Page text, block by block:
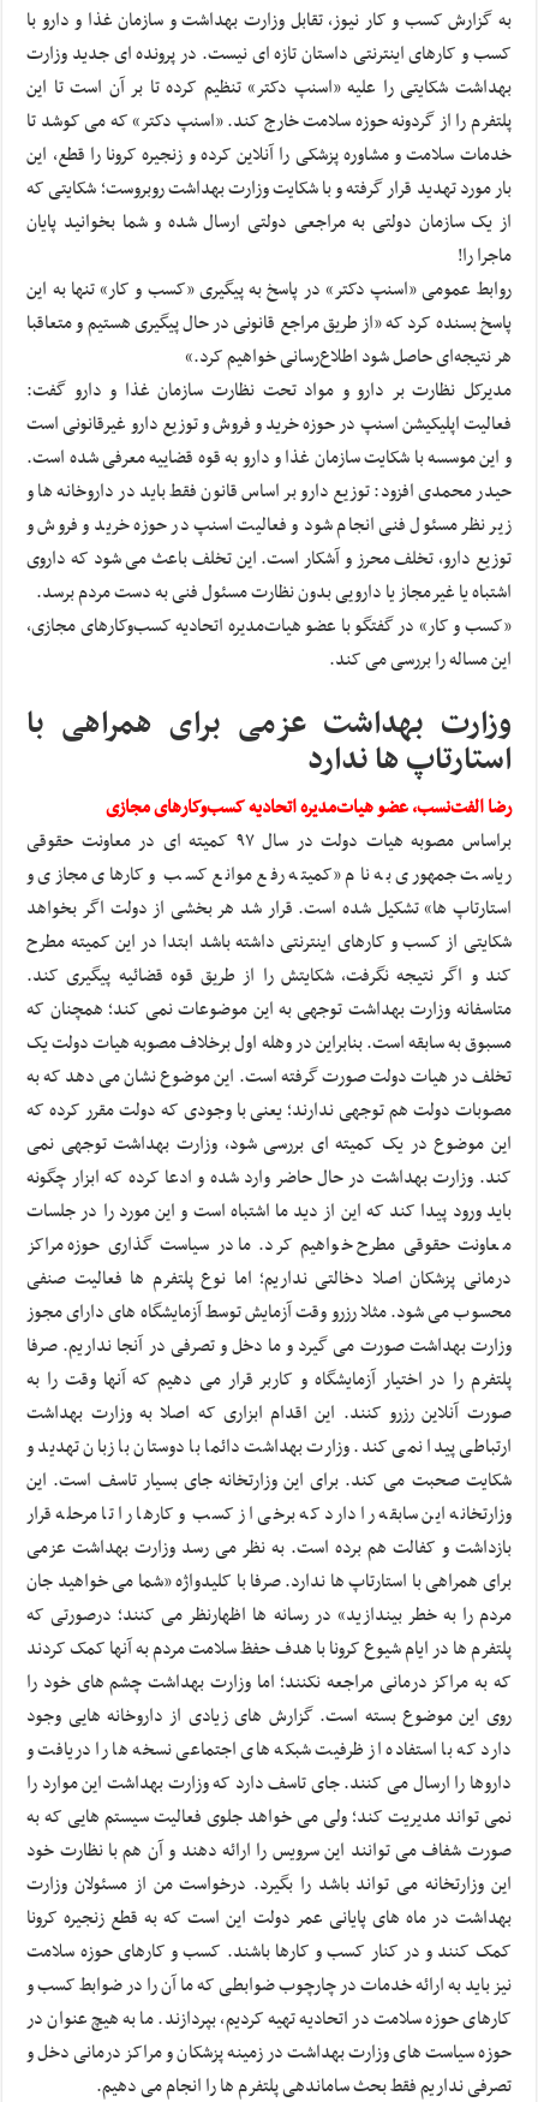
به گزارش کسب و کار نیوز، تقابل وزارت بهداشت و سازمان غذا و دارو با
کسب و کارهای اینترنتی داستان تازه ای نیست. در پرونده ای جدید وزارت
بهداشت شکایتی را علیه «اسنپ دکتر» تنظیم کرده تا بر آن است تا این
پلتفرم را از گردونه حوزه سلامت خارج کند. «اسنپ دکتر» که می کوشد تا
خدمات سلامت و مشاوره پزشکی را آنلاین کرده و زنجیره کرونا را قطع، این
بار مورد تهدید قرار گرفته و با شکایت وزارت بهداشت روبروست؛ شکایتی که
از یک سازمان دولتی به مراجعی دولتی ارسال شده و شما بخوانید پایان
ماجرا را!
روابط عمومی «اسنپ دکتر» در پاسخ به پیگیری «کسب و کار» تنها به این
پاسخ بسنده کرد که «از طریق مراجع قانونی در حال پیگیری هستیم و متعاقبا
هر نتیجه‌ای حاصل شود اطلاع‌رسانی خواهیم کرد.»
مدیرکل نظارت بر دارو و مواد تحت نظارت سازمان غذا و دارو گفت:
فعالیت اپلیکیشن اسنپ در حوزه خرید و فروش و توزیع دارو غیرقانونی است
و این موسسه با شکایت سازمان غذا و دارو به قوه قضاییه معرفی شده است.
حیدر محمدی افزود: توزیع دارو بر اساس قانون فقط باید در داروخانه ها و
زیر نظر مسئول فنی انجام شود و فعالیت اسنپ در حوزه خرید و فروش و
توزیع دارو، تخلف محرز و آشکار است. این تخلف باعث می شود که داروی
اشتباه یا غیرمجاز یا دارویی بدون نظارت مسئول فنی به دست مردم برسد.
«کسب و کار» در گفتگو با عضو هیات‌مدیره اتحادیه کسب‌وکارهای مجازی،
این مساله را بررسی می کند.
وزارت بهداشت عزمی برای همراهی با
استارتاپ ها ندارد
رضا الفت‌نسب، عضو هیات‌مدیره اتحادیه کسب‌وکارهای مجازی
براساس مصوبه هیات دولت در سال ۹۷ کمیته ای در معاونت حقوقی
ریاست جمهوری به نام «کمیته رفع موانع کسب و کارهای مجازی و
استارتاپ ها» تشکیل شده است. قرار شد هر بخشی از دولت اگر بخواهد
شکایتی از کسب و کارهای اینترنتی داشته باشد ابتدا در این کمیته مطرح
کند و اگر نتیجه نگرفت، شکایتش را از طریق قوه قضائیه پیگیری کند.
متاسفانه وزارت بهداشت توجهی به این موضوعات نمی کند؛ همچنان که
مسبوق به سابقه است. بنابراین در وهله اول برخلاف مصوبه هیات دولت یک
تخلف در هیات دولت صورت گرفته است. این موضوع نشان می دهد که به
مصوبات دولت هم توجهی ندارند؛ یعنی با وجودی که دولت مقرر کرده که
این موضوع در یک کمیته ای بررسی شود، وزارت بهداشت توجهی نمی
کند. وزارت بهداشت در حال حاضر وارد شده و ادعا کرده که ابزار چگونه
باید ورود پیدا کند که این از دید ما اشتباه است و این مورد را در جلسات
معاونت حقوقی مطرح خواهیم کرد. ما در سیاست گذاری حوزه مراکز
درمانی پزشکان اصلا دخالتی نداریم؛ اما نوع پلتفرم ها فعالیت صنفی
محسوب می شود. مثلا رزرو وقت آزمایش توسط آزمایشگاه های دارای مجوز
وزارت بهداشت صورت می گیرد و ما دخل و تصرفی در آنجا نداریم. صرفا
پلتفرم را در اختیار آزمایشگاه و کاربر قرار می دهیم که آنها وقت را به
صورت آنلاین رزرو کنند. این اقدام ابزاری که اصلا به وزارت بهداشت
ارتباطی پیدا نمی کند. وزارت بهداشت دائما با دوستان با زبان تهدید و
شکایت صحبت می کند. برای این وزارتخانه جای بسیار تاسف است. این
وزارتخانه این سابقه را دارد که برخی از کسب و کارها را تا مرحله قرار
بازداشت و کفالت هم برده است. به نظر می رسد وزارت بهداشت عزمی
برای همراهی با استارتاپ ها ندارد. صرفا با کلیدواژه «شما می خواهید جان
مردم را به خطر بیندازید» در رسانه ها اظهارنظر می کنند؛ درصورتی که
پلتفرم ها در ایام شیوع کرونا با هدف حفظ سلامت مردم به آنها کمک کردند
که به مراکز درمانی مراجعه نکنند؛ اما وزارت بهداشت چشم های خود را
روی این موضوع بسته است. گزارش های زیادی از داروخانه هایی وجود
دارد که با استفاده از ظرفیت شبکه های اجتماعی نسخه ها را دریافت و
داروها را ارسال می کنند. جای تاسف دارد که وزارت بهداشت این موارد را
نمی تواند مدیریت کند؛ ولی می خواهد جلوی فعالیت سیستم هایی که به
صورت شفاف می توانند این سرویس را ارائه دهند و آن هم با نظارت خود
این وزارتخانه می تواند باشد را بگیرد. درخواست من از مسئولان وزارت
بهداشت در ماه های پایانی عمر دولت این است که به قطع زنجیره کرونا
کمک کنند و در کنار کسب و کارها باشند. کسب و کارهای حوزه سلامت
نیز باید به ارائه خدمات در چارچوب ضوابطی که ما آن را در ضوابط کسب و
کارهای حوزه سلامت در اتحادیه تهیه کردیم، بپردازند. ما به هیچ عنوان در
حوزه سیاست های وزارت بهداشت در زمینه پزشکان و مراکز درمانی دخل و
تصرفی نداریم فقط بحث ساماندهی پلتفرم ها را انجام می دهیم.